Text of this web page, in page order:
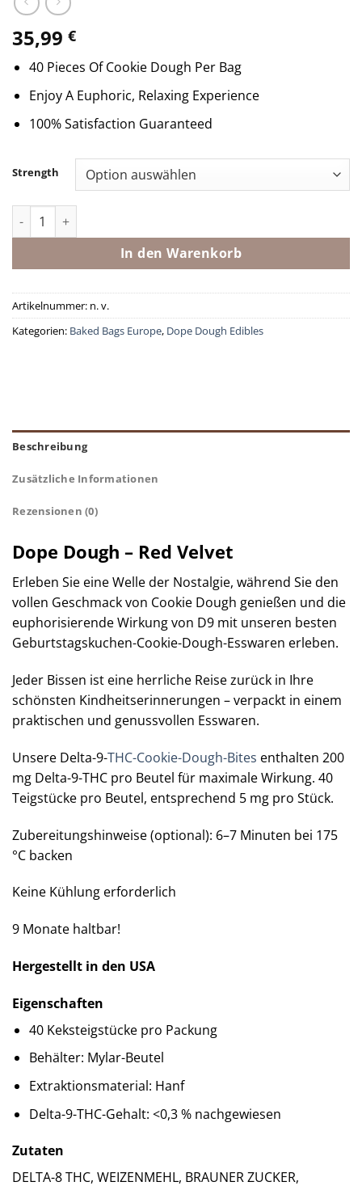
35,99 €
40 Pieces Of Cookie Dough Per Bag
Enjoy A Euphoric, Relaxing Experience
100% Satisfaction Guaranteed
Strength
Dope Dough - Red Velvet Menge
In den Warenkorb
Artikelnummer: n. v.
Kategorien: Baked Bags Europe, Dope Dough Edibles
Beschreibung
Zusätzliche Informationen
Rezensionen (0)
Dope Dough – Red Velvet
Erleben Sie eine Welle der Nostalgie, während Sie den
vollen Geschmack von Cookie Dough genießen und die
euphorisierende Wirkung von D9 mit unseren besten
Geburtstagskuchen-Cookie-Dough-Esswaren erleben.
Jeder Bissen ist eine herrliche Reise zurück in Ihre
schönsten Kindheitserinnerungen – verpackt in einem
praktischen und genussvollen Esswaren.
Unsere Delta-9-THC-Cookie-Dough-Bites enthalten 200
mg Delta-9-THC pro Beutel für maximale Wirkung. 40
Teigstücke pro Beutel, entsprechend 5 mg pro Stück.
Zubereitungshinweise (optional): 6–7 Minuten bei 175
°C backen
Keine Kühlung erforderlich
9 Monate haltbar!
Hergestellt in den USA
Eigenschaften
40 Keksteigstücke pro Packung
Behälter: Mylar-Beutel
Extraktionsmaterial: Hanf
Delta-9-THC-Gehalt: <0,3 % nachgewiesen
Zutaten
DELTA-8 THC, WEIZENMEHL, BRAUNER ZUCKER,